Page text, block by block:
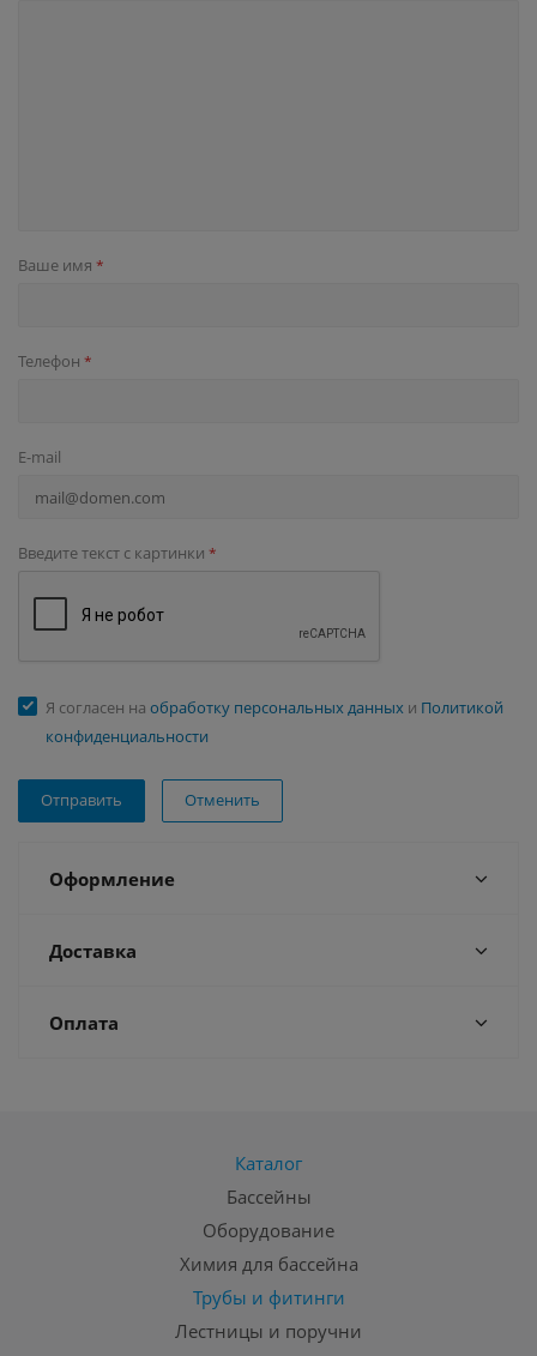
Ваше имя *
Телефон *
E-mail
Введите текст с картинки *
Я согласен на обработку персональных данных и Политикой
конфиденциальности
Отменить
Оформление
Доставка
Оплата
Каталог
Бассейны
Оборудование
Химия для бассейна
Трубы и фитинги
Лестницы и поручни